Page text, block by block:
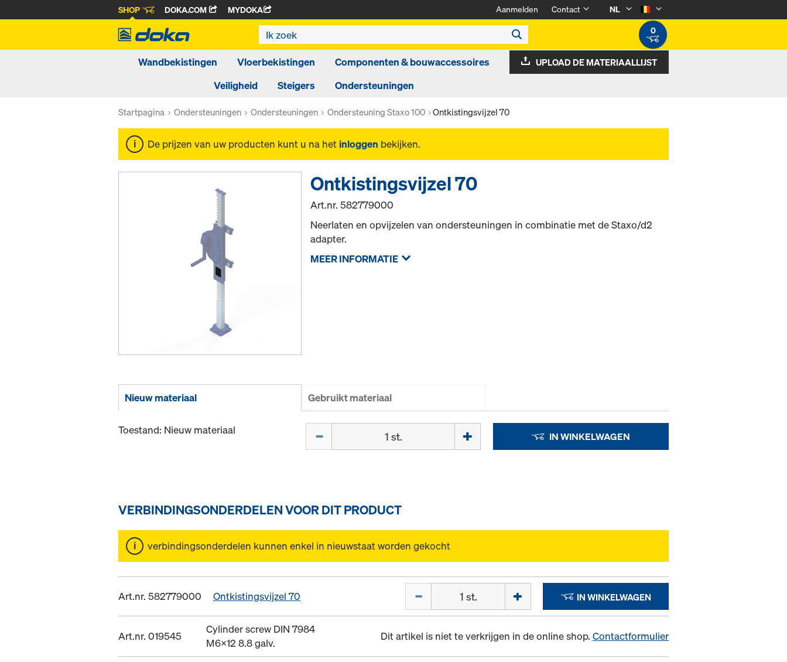
SHOP DOKA.COM MYDOKA Aanmelden Contact
NL
0
Wandbekistingen Vloerbekistingen
Componenten & bouwaccessoires
Veiligheid
Steigers Ondersteuningen
UPLOAD DE MATERIAALLIJST
Startpagina Ondersteuningen Ondersteuningen Ondersteuning Staxo 100 Ontkistingsvijzel 70
De prijzen van uw producten kunt u na het inloggen bekijken.
Ontkistingsvijzel 70
Art.nr.582779000
Neerlaten en opvijzelen van ondersteuningen in combinatie met de Staxo/d2
adapter.
MEER INFORMATIE
Nieuw materiaal Gebruikt materiaal
Toestand: Nieuw materiaal IN WINKELWAGEN
VERBINDINGSONDERDELEN VOOR DIT PRODUCT
verbindingsonderdelen kunnen enkel in nieuwstaat worden gekocht
Art.nr. 582779000 Ontkistingsvijzel 70 IN WINKELWAGEN
Art.nr. 019545
Cylinder screw DIN 7984
M6x12 8.8 galv.
Dit artikel is niet te verkrijgen in de online shop. Contactformulier